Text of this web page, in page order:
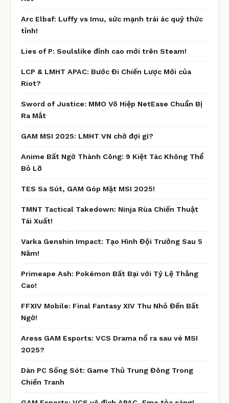
Arc Elbaf: Luffy vs Imu, sức mạnh trái ác quỷ thức
tỉnh!
Lies of P: Soulslike đỉnh cao mới trên Steam!
LCP & LMHT APAC: Bước Đi Chiến Lược Mới của
Riot?
Sword of Justice: MMO Võ Hiệp NetEase Chuẩn Bị
Ra Mắt
GAM MSI 2025: LMHT VN chờ đợi gì?
Anime Bất Ngờ Thành Công: 9 Kiệt Tác Không Thể
Bỏ Lỡ
TES Sa Sút, GAM Góp Mặt MSI 2025!
TMNT Tactical Takedown: Ninja Rùa Chiến Thuật
Tái Xuất!
Varka Genshin Impact: Tạo Hình Đội Trưởng Sau 5
Năm!
Primeape Ash: Pokémon Bất Bại với Tỷ Lệ Thắng
Cao!
FFXIV Mobile: Final Fantasy XIV Thu Nhỏ Đến Bất
Ngờ!
Aress GAM Esports: VCS Drama nổ ra sau vé MSI
2025?
Dàn PC Sống Sót: Game Thủ Trung Đông Trong
Chiến Tranh